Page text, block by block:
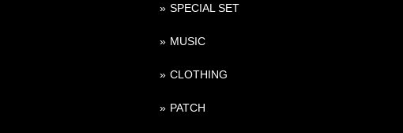
SPECIAL SET
MUSIC
CLOTHING
PATCH